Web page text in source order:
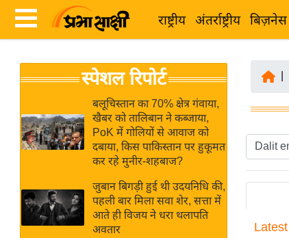
राष्ट्रीय अंतर्राष्ट्रीय बिज़नेस
News
Hindi
Hindi
Live
ब
र
अंतर्राष्ट्रीय
बिज़नेस
उद्योग
स्पेशल रिपोर्ट
बलूचिस्तान का 70% क्षेत्र गंवाया,
खैबर को तालिबान ने कब्जाया,
PoK में गोलियों से आवाज को
दबाया, किस पाकिस्तान पर हुकूमत
कर रहे मुनीर-शहबाज?
जुबान बिगड़ी हुई थी उदयनिधि की,
पहली बार मिला सवा शेर, सत्ता में
आते ही विजय ने धरा थलापति
अवतार
Latest